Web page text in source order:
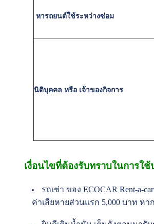
หารถยนต์ใช้ระหว่างซ่อม
นิติบุคคล หรือ เจ้าของกิจการ
เงื่อนไขที่ต้องรับทราบในการใช้
รถเช่า ของ ECOCAR Rent-
ค่าเสียหายส่วนแรก 5,000 บาท ห